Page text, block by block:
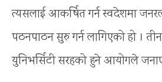
त्यसलाई आकर्षित गर्न स्वदेशमा
पठनपाठन सुरु गर्न लागिएको हो । तीन
युनिभर्सिटी सरहको हुने आयोगले